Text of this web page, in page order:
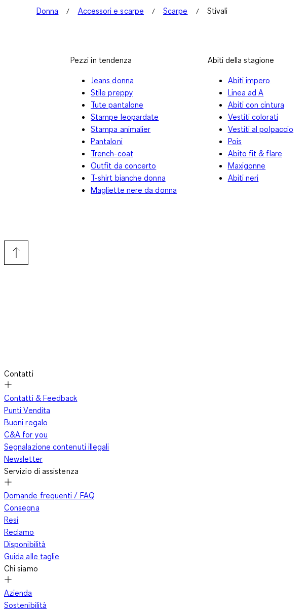
Donna Accessori e scarpe Scarpe Stivali
Pezzi in tendenza
Jeans donna
Stile preppy
Tute pantalone
Stampe leopardate
Stampa animalier
Pantaloni
Trench-coat
Outfit da concerto
T-shirt bianche donna
Magliette nere da donna
Abiti della stagione
Abiti impero
Linea ad A
Abiti con cintura
Vestiti colorati
Vestiti al polpaccio
Pois
Abito fit & flare
Maxigonne
Abiti neri
Contatti
Contatti & Feedback
Punti Vendita
Buoni regalo
C&A for you
Segnalazione contenuti illegali
Newsletter
Servizio di assistenza
Domande frequenti / FAQ
Consegna
Resi
Reclamo
Disponibilità
Guida alle taglie
Chi siamo
Azienda
Sostenibilità